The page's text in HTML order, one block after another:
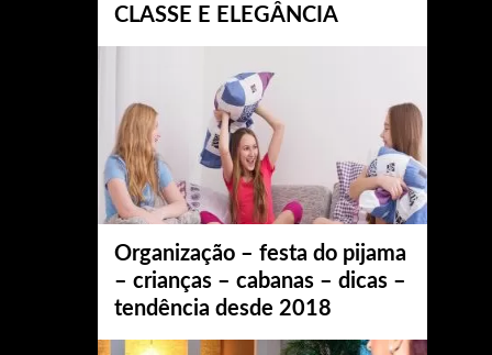
CLASSE E ELEGÂNCIA
Organização – festa do pijama
– crianças – cabanas – dicas –
tendência desde 2018